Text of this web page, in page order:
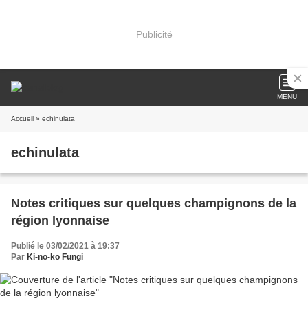
Publicité
MENU
Accueil » echinulata
echinulata
Notes critiques sur quelques champignons de la
région lyonnaise
Publié le 03/02/2021 à 19:37
Par Ki-no-ko Fungi